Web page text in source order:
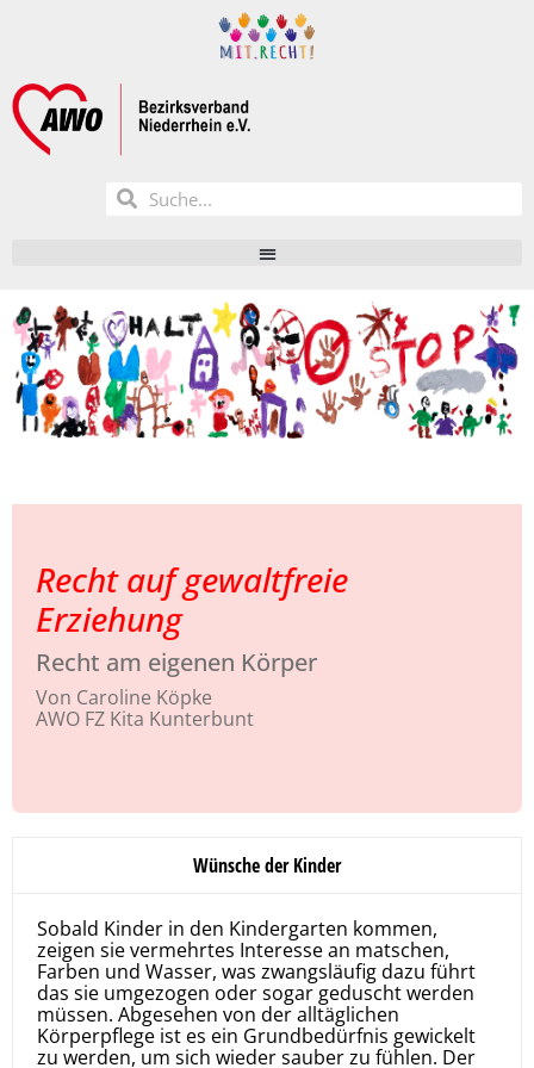
Recht auf gewaltfreie
Erziehung
Recht am eigenen Körper
Von Caroline Köpke
AWO FZ Kita Kunterbunt
Wünsche der Kinder
Sobald Kinder in den Kindergarten kommen,
zeigen sie vermehrtes Interesse an matschen,
Farben und Wasser, was zwangsläufig dazu führt
das sie umgezogen oder sogar geduscht werden
müssen. Abgesehen von der alltäglichen
Körperpflege ist es ein Grundbedürfnis gewickelt
zu werden, um sich wieder sauber zu fühlen. Der